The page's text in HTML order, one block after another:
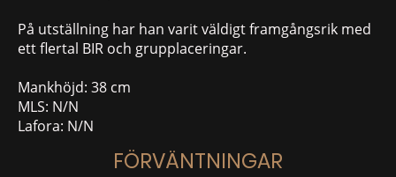
På utställning har han varit väldigt framgångsrik med
ett flertal BIR och grupplaceringar.
Mankhöjd: 38 cm
MLS: N/N
Lafora: N/N
FÖRVÄNTNINGAR